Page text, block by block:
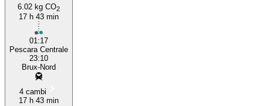
6.02 kg CO2
17 h 43 min
01:17
Pescara Centrale
23:10
Brux-Nord
4 cambi
17 h 43 min